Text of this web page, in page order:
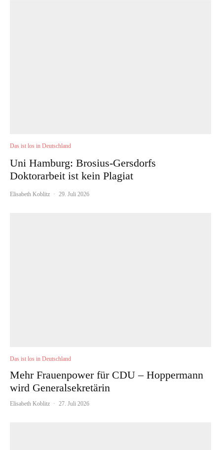
Das ist los in Deutschland
Uni Hamburg: Brosius-Gersdorfs
Doktorarbeit ist kein Plagiat
Elisabeth Koblitz · 29. Juli 2026
Das ist los in Deutschland
Mehr Frauenpower für CDU – Hoppermann
wird Generalsekretärin
Elisabeth Koblitz · 27. Juli 2026